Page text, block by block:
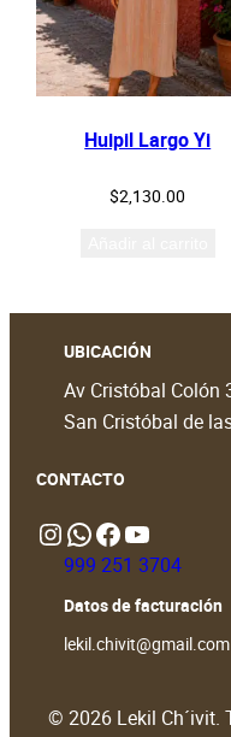
Huipil Largo Yi
$2,130.00
UBICACIÓN
Av Cristóbal Colón
San Cristóbal de
CONTACTO
InstagramWhatsApp https://www.facebook.com/people/Lekil-Chivit/61579066376698/?locale=en_GB# https://www.youtube.com/@LekilChivit
999 251 3704
Datos de facturación
lekil.chivit@gmail.com
© 2026 Lekil Ch´ivit.